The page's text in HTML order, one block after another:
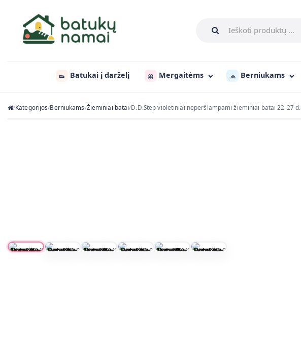
👟 Batukai į darželį 🎀 Mergaitėms 🧢 Berniukams
/Kategorijos/Berniukams/Žieminiai batai/D.D.Step violetiniai neperšlampami žieminiai batai 22-27